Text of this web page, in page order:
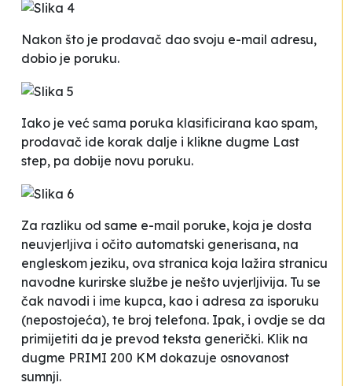
Nakon što je prodavač dao svoju e-mail adresu,
dobio je poruku.
Iako je već sama poruka klasificirana kao spam,
prodavač ide korak dalje i klikne dugme Last
step, pa dobije novu poruku.
Za razliku od same e-mail poruke, koja je dosta
neuvjerljiva i očito automatski generisana, na
engleskom jeziku, ova stranica koja lažira stranicu
navodne kurirske službe je nešto uvjerljivija. Tu se
čak navodi i ime kupca, kao i adresa za isporuku
(nepostojeća), te broj telefona. Ipak, i ovdje se da
primijetiti da je prevod teksta generički. Klik na
dugme PRIMI 200 KM dokazuje osnovanost
sumnji.